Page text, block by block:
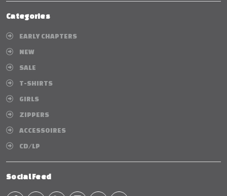
Categories
EARLY CHAPTERS
NEW
SALE
T-SHIRTS
GIRLS
ZIPPERS
ACCESSOIRES
CD/LP
Social Feed